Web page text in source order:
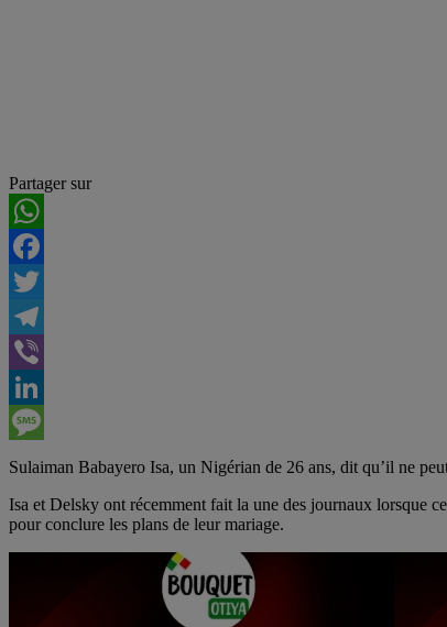
Partager sur
WhatsApp
Facebook
Twitter
Telegram
Viber
LinkedIn
Message
Sulaiman Babayero Isa, un Nigérian de 26 ans, dit qu’il ne
Isa et Delsky ont récemment fait la une des journaux lorsque
pour conclure les plans de leur mariage.